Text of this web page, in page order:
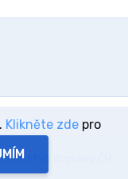
dopravy ČR
Klikněte zde pro